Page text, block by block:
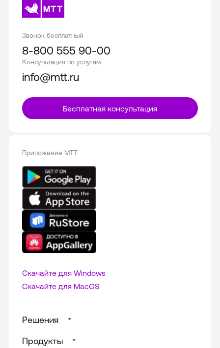
Звонок бесплатный
8-800 555 90-00
Консультация по услугам
info@mtt.ru
Бесплатная консультация
Приложение МТТ
Скачайте для Windows
Cкачайте для MacOS
Решения
Суфлирование для Call‑центра
Продукты